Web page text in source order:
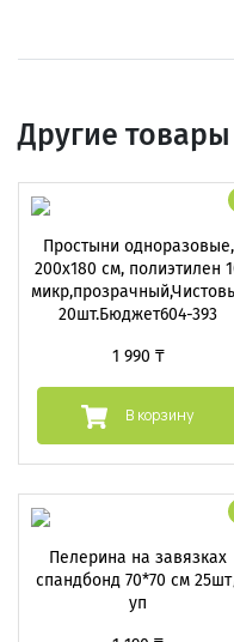
Другие
Простыни одноразовые,
200х180 см, полиэтилен
20шт.Бюджет604-393
1 990 ₸
В корзину
Пелерина на завязках
спандбонд 70*70 см
уп